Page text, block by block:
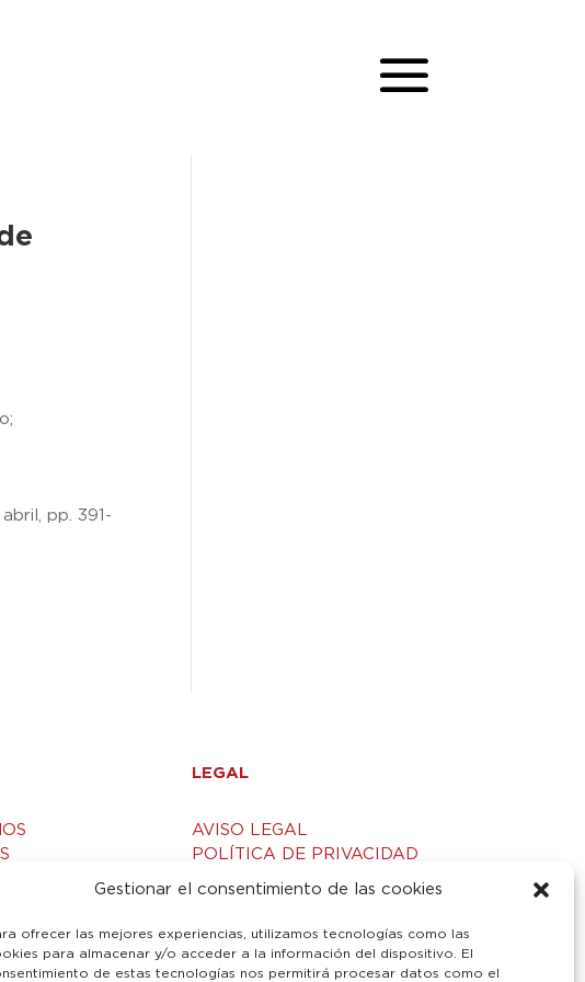
Gestionar el consentimiento de las cookies
ofrecer las mejores experiencias, utilizamos tecnologías como las
para almacenar y/o acceder a la información del dispositivo. El
de estas tecnologías nos permitirá procesar datos como el
pp. 391-
LEGAL
AVISO LEGAL
POLÍTICA DE PRIVACIDAD